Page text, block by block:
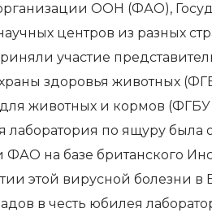
ООН (ФАО),
центров из разных
участие
здоровья животных
для животных и кормов
по ящуру была
на базе британского
этой вирусной болезни в
в честь юбилея